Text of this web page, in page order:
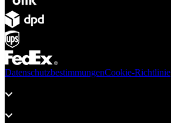
DatenschutzbestimmungenCookie-Richtlinie